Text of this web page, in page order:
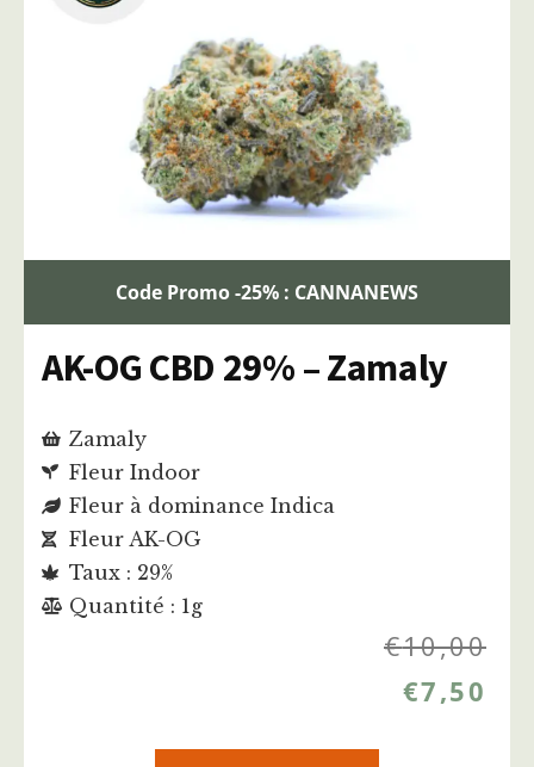
Code Promo -25% : CANNANEWS
AK-OG CBD 29% – Zamaly
Zamaly
Fleur Indoor
Fleur à dominance Indica
Fleur AK-OG
Taux : 29%
Quantité : 1g
€10,00
€7,50